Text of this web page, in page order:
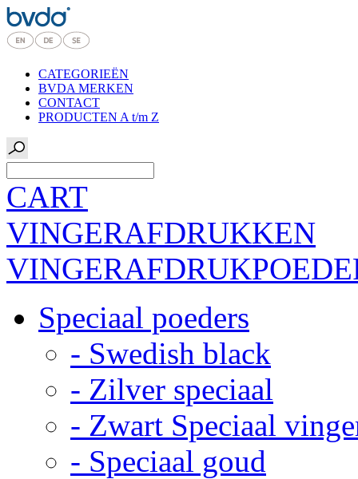
CATEGORIEËN
BVDA MERKEN
CONTACT
PRODUCTEN A t/m Z
CART
VINGERAFDRUKKEN
Speciaal poeders
- Swedish black
- Zilver speciaal
- Zwart Speciaal
- Speciaal goud